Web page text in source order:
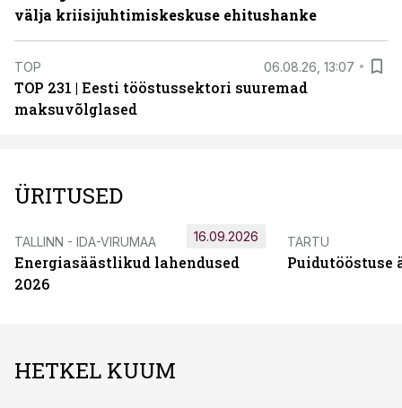
välja kriisijuhtimiskeskuse ehitushanke
TOP 06.08.26, 13:07
TOP 231 | Eesti tööstussektori suuremad
maksuvõlglased
ÜRITUSED
TALLINN - IDA-VIRUMAA
Energiasäästlikud lahendused
2026
16.09.2026 TARTU
Puidutööstuse
HETKEL KUUM